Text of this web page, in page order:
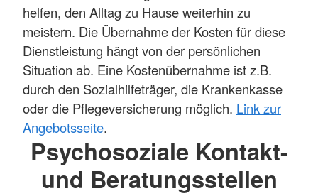
helfen, den Alltag zu Hause weiterhin zu
meistern. Die Übernahme der Kosten für diese
Dienstleistung hängt von der persönlichen
Situation ab. Eine Kostenübernahme ist z.B.
durch den Sozialhilfeträger, die Krankenkasse
oder die Pflegeversicherung möglich. Link zur
Angebotsseite.
Psychosoziale Kontakt-
und Beratungsstellen